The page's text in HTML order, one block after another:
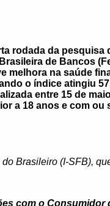
rodada da pesquisa
de Bancos
melhora na saúde
o índice atingiu
entre 15 de
a 18 anos e com ou
Brasileiro (I-SFB),
com o Consumidor